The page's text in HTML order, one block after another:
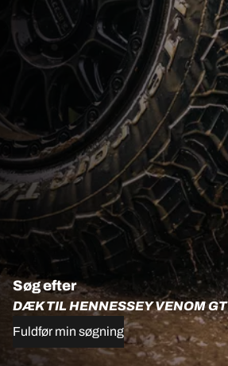
Søg efter
DÆK TIL HENNESSEY VENOM GT
Fuldfør min søgning